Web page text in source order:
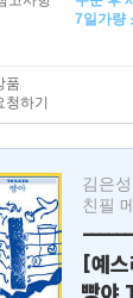
7일가량
품
청하기
김은
친필
[예